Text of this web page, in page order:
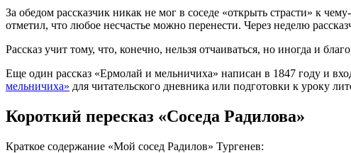
За обедом рассказчик никак не мог в соседе «открыть страсти» к
отметил, что любое несчастье можно перенести. Через неделю
Рассказ учит тому, что, конечно, нельзя отчаиваться, но иногда и
Еще один рассказ «Ермолай и мельничиха» написан в 1847 году и
мельничиха» для читательского дневника или подготовки к уроку
Короткий пересказ «Соседа Радилова»
Краткое содержание «Мой сосед Радилов» Тургенев: